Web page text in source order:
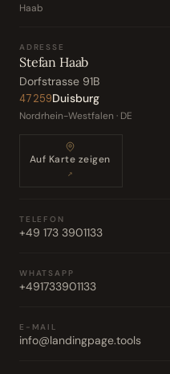
Haab
ADRESSE
Stefan Haab
Dorfstrasse 91B
47259Duisburg
Nordrhein-Westfalen · DE
Auf Karte zeigen
↗
TELEFON
+49 173 3901133
WHATSAPP
+491733901133
E-MAIL
info@landingpage.tools